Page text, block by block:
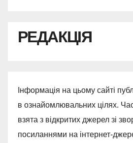
РЕДАКЦІЯ
Інформація на цьому сайті
в ознайомлювальних цілях.
взята з відкритих джерел зі
посиланнями на інтернет-